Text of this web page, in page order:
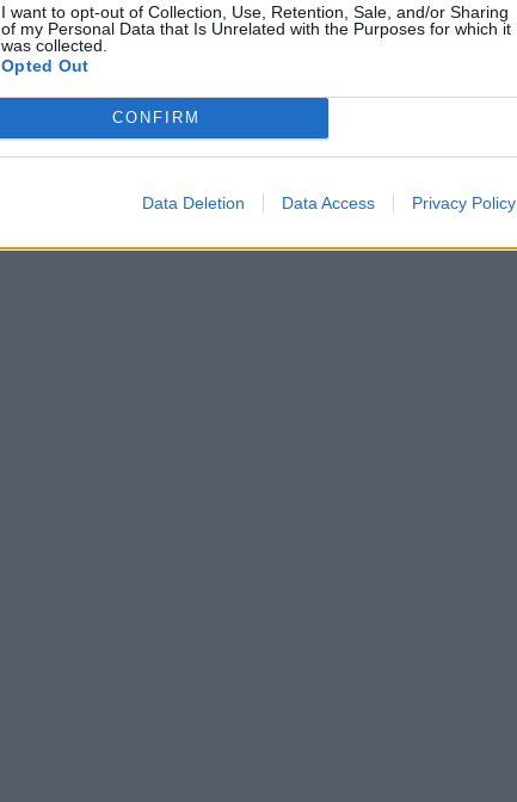
I want to opt-out of Collection, Use, Retention, Sale, and/or Sharing
of my Personal Data that Is Unrelated with the Purposes for which it
was collected.
Opted Out
CONFIRM
Data Deletion Data Access Privacy Policy